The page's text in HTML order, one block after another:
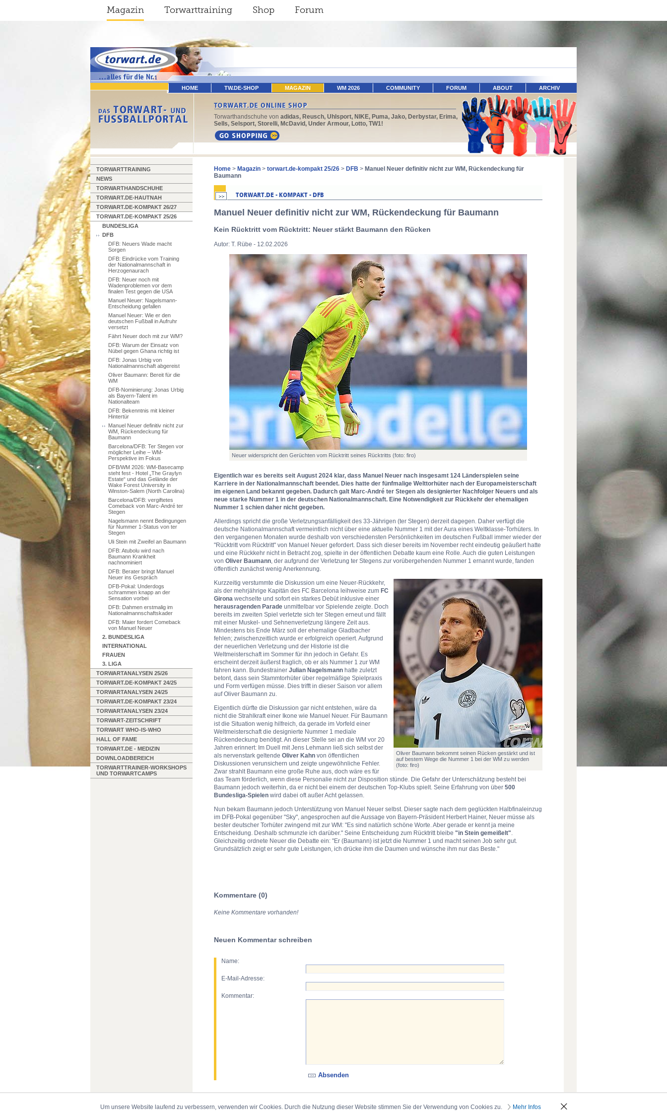
Magazin Torwarttraining Shop Forum
HOME TW.DE-SHOP MAGAZIN WM 2026 COMMUNITY FORUM ABOUT ARCHIV
Torwarthandschuhe von adidas, Reusch, Uhlsport, NIKE, Puma, Jako, Derbystar, Erima,
Sells, Selsport, Storelli, McDavid, Under Armour, Lotto, TW1!
TORWARTTRAINING
NEWS
TORWARTHANDSCHUHE
TORWART.DE-HAUTNAH
TORWART.DE-KOMPAKT 26/27
TORWART.DE-KOMPAKT 25/26
BUNDESLIGA
DFB
DFB: Neuers Wade macht
Sorgen
DFB: Eindrücke vom Training
der Nationalmannschaft in
Herzogenaurach
DFB: Neuer noch mit
Wadenproblemen vor dem
finalen Test gegen die USA
Manuel Neuer: Nagelsmann-
Entscheidung gefallen
Manuel Neuer: Wie er den
deutschen Fußball in Aufruhr
versetzt
Fährt Neuer doch mit zur WM?
DFB: Warum der Einsatz von
Nübel gegen Ghana richtig ist
DFB: Jonas Urbig von
Nationalmannschaft abgereist
Oliver Baumann: Bereit für die
WM
DFB-Nominierung: Jonas Urbig
als Bayern-Talent im
Nationalteam
DFB: Bekenntnis mit kleiner
Hintertür
Manuel Neuer definitiv nicht zur
WM, Rückendeckung für
Baumann
Barcelona/DFB: Ter Stegen vor
möglicher Leihe – WM-
Perspektive im Fokus
DFB/WM 2026: WM-Basecamp
steht fest - Hotel „The Graylyn
Estate“ und das Gelände der
Wake Forest University in
Winston-Salem (North Carolina)
Barcelona/DFB: vergiftetes
Comeback von Marc-André ter
Stegen
Nagelsmann nennt Bedingungen
für Nummer 1-Status von ter
Stegen
Uli Stein mit Zweifel an Baumann
DFB: Atubolu wird nach
Baumann Krankheit
nachnominiert
DFB: Berater bringt Manuel
Neuer ins Gespräch
DFB-Pokal: Underdogs
schrammen knapp an der
Sensation vorbei
DFB: Dahmen erstmalig im
Nationalmannschaftskader
DFB: Maier fordert Comeback
von Manuel Neuer
2. BUNDESLIGA
INTERNATIONAL
FRAUEN
3. LIGA
TORWARTANALYSEN 25/26
TORWART.DE-KOMPAKT 24/25
TORWARTANALYSEN 24/25
TORWART.DE-KOMPAKT 23/24
TORWARTANALYSEN 23/24
TORWART-ZEITSCHRIFT
TORWART WHO-IS-WHO
HALL OF FAME
TORWART.DE - MEDIZIN
DOWNLOADBEREICH
TORWARTTRAINER-WORKSHOPS
UND TORWARTCAMPS
Home > Magazin > torwart.de-kompakt 25/26 > DFB > Manuel Neuer definitiv nicht zur WM, Rückendeckung für
Baumann
Manuel Neuer definitiv nicht zur WM, Rückendeckung für Baumann
Kein Rücktritt vom Rücktritt: Neuer stärkt Baumann den Rücken
Autor: T. Rübe - 12.02.2026
Neuer widerspricht den Gerüchten vom Rücktritt seines Rücktritts (foto: firo)
Eigentlich war es bereits seit August 2024 klar, dass Manuel Neuer nach insgesamt 124 Länderspielen seine
Karriere in der Nationalmannschaft beendet. Dies hatte der fünfmalige Welttorhüter nach der Europameisterschaft
im eigenen Land bekannt gegeben. Dadurch galt Marc-André ter Stegen als designierter Nachfolger Neuers und als
neue starke Nummer 1 in der deutschen Nationalmannschaft. Eine Notwendigkeit zur Rückkehr der ehemaligen
Nummer 1 schien daher nicht gegeben.
Allerdings spricht die große Verletzungsanfälligkeit des 33-Jährigen (ter Stegen) derzeit dagegen. Daher verfügt die
deutsche Nationalmannschaft vermeintlich nicht über eine aktuelle Nummer 1 mit der Aura eines Weltklasse-Torhüters. In
den vergangenen Monaten wurde deshalb von verschiedensten Persönlichkeiten im deutschen Fußball immer wieder der
"Rücktritt vom Rücktritt" von Manuel Neuer gefordert. Dass sich dieser bereits im November recht eindeutig geäußert hatte
und eine Rückkehr nicht in Betracht zog, spielte in der öffentlichen Debatte kaum eine Rolle. Auch die guten Leistungen
von Oliver Baumann, der aufgrund der Verletzung ter Stegens zur vorübergehenden Nummer 1 ernannt wurde, fanden
öffentlich zunächst wenig Anerkennung.
Oliver Baumann bekommt seinen Rücken gestärkt und ist
auf bestem Wege die Nummer 1 bei der WM zu werden
(foto: firo)
Kurzzeitig verstummte die Diskussion um eine Neuer-Rückkehr,
als der mehrjährige Kapitän des FC Barcelona leihweise zum FC
Girona wechselte und sofort ein starkes Debüt inklusive einer
herausragenden Parade unmittelbar vor Spielende zeigte. Doch
bereits im zweiten Spiel verletzte sich ter Stegen erneut und fällt
mit einer Muskel- und Sehnenverletzung längere Zeit aus.
Mindestens bis Ende März soll der ehemalige Gladbacher
fehlen; zwischenzeitlich wurde er erfolgreich operiert. Aufgrund
der neuerlichen Verletzung und der Historie ist die
Weltmeisterschaft im Sommer für ihn jedoch in Gefahr. Es
erscheint derzeit äußerst fraglich, ob er als Nummer 1 zur WM
fahren kann. Bundestrainer Julian Nagelsmann hatte zuletzt
betont, dass sein Stammtorhüter über regelmäßige Spielpraxis
und Form verfügen müsse. Dies trifft in dieser Saison vor allem
auf Oliver Baumann zu.
Eigentlich dürfte die Diskussion gar nicht entstehen, wäre da
nicht die Strahlkraft einer Ikone wie Manuel Neuer. Für Baumann
ist die Situation wenig hilfreich, da gerade im Vorfeld einer
Weltmeisterschaft die designierte Nummer 1 mediale
Rückendeckung benötigt. An dieser Stelle sei an die WM vor 20
Jahren erinnert: Im Duell mit Jens Lehmann ließ sich selbst der
als nervenstark geltende Oliver Kahn von öffentlichen
Diskussionen verunsichern und zeigte ungewöhnliche Fehler.
Zwar strahlt Baumann eine große Ruhe aus, doch wäre es für
das Team förderlich, wenn diese Personalie nicht zur Disposition stünde. Die Gefahr der Unterschätzung besteht bei
Baumann jedoch weiterhin, da er nicht bei einem der deutschen Top-Klubs spielt. Seine Erfahrung von über 500
Bundesliga-Spielen wird dabei oft außer Acht gelassen.
Nun bekam Baumann jedoch Unterstützung von Manuel Neuer selbst. Dieser sagte nach dem geglückten Halbfinaleinzug
im DFB-Pokal gegenüber "Sky", angesprochen auf die Aussage von Bayern-Präsident Herbert Hainer, Neuer müsse als
bester deutscher Torhüter zwingend mit zur WM: "Es sind natürlich schöne Worte. Aber gerade er kennt ja meine
Entscheidung. Deshalb schmunzle ich darüber." Seine Entscheidung zum Rücktritt bleibe "in Stein gemeißelt".
Gleichzeitig ordnete Neuer die Debatte ein: "Er (Baumann) ist jetzt die Nummer 1 und macht seinen Job sehr gut.
Grundsätzlich zeigt er sehr gute Leistungen, ich drücke ihm die Daumen und wünsche ihm nur das Beste."
Kommentare (0)
Keine Kommentare vorhanden!
Neuen Kommentar schreiben
Name:
E-Mail-Adresse:
Kommentar:
Um unsere Website laufend zu verbessern, verwenden wir Cookies. Durch die Nutzung dieser Website stimmen Sie der Verwendung von Cookies zu. Mehr Infos